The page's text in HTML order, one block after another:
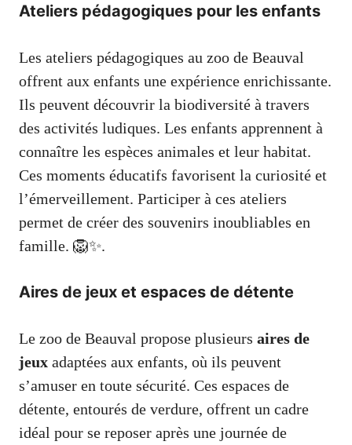
Ateliers pédagogiques pour les enfants
Les ateliers pédagogiques au zoo de Beauval
offrent aux enfants une expérience enrichissante.
Ils peuvent découvrir la biodiversité à travers
des activités ludiques. Les enfants apprennent à
connaître les espèces animales et leur habitat.
Ces moments éducatifs favorisent la curiosité et
l’émerveillement. Participer à ces ateliers
permet de créer des souvenirs inoubliables en
famille. 🦁✨.
Aires de jeux et espaces de détente
Le zoo de Beauval propose plusieurs aires de
jeux adaptées aux enfants, où ils peuvent
s’amuser en toute sécurité. Ces espaces de
détente, entourés de verdure, offrent un cadre
idéal pour se reposer après une journée de